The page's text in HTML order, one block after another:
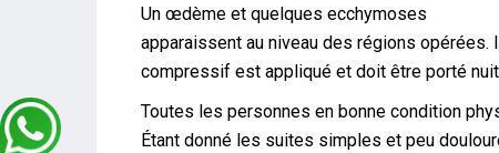
Un œdème et quelques ecchymoses
apparaissent au niveau des régions
compressif est appliqué et doit être porté
Toutes les personnes en bonne condition
Étant donné les suites simples et peu